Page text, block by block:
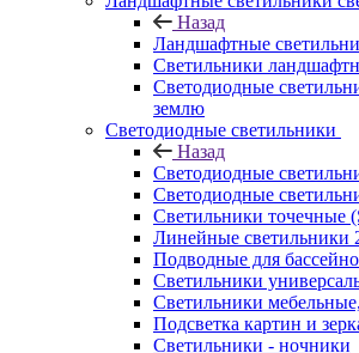
Назад
Ландшафтные
Светильники
Светодиодные
землю
Светодиодные светильники
Назад
Светодиодные
Светодиодные
Светильники точечные
Линейные светильники
Подводные для
Светильники
Светильники
Подсветка картин и
Светильники - ночники